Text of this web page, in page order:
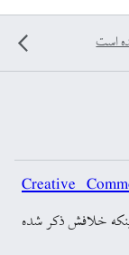
است
Creative
خلافش ذکر شده